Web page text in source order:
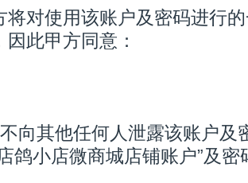
将对使用该账户及密码进行
因此甲方同意：
向其他任何人泄露该账户及
鸽小店微商城店铺账户”及密